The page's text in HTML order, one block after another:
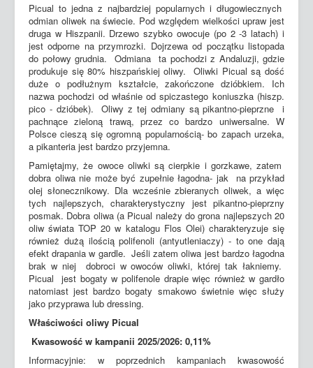
Picual to jedna z najbardziej popularnych i długowiecznych
odmian oliwek na świecie. Pod względem wielkości upraw jest
druga w Hiszpanii. Drzewo szybko owocuje (po 2 -3 latach) i
jest odporne na przymrozki. Dojrzewa od początku listopada
do połowy grudnia. Odmiana ta pochodzi z Andaluzji, gdzie
produkuje się 80% hiszpańskiej oliwy. Oliwki Picual są dość
duże o podłużnym kształcie, zakończone dzióbkiem. Ich
nazwa pochodzi od właśnie od spiczastego koniuszka (hiszp.
pico - dzióbek). Oliwy z tej odmiany są pikantno-pieprzne i
pachnące zieloną trawą, przez co bardzo uniwersalne. W
Polsce cieszą się ogromną popularnością- bo zapach urzeka,
a pikanteria jest bardzo przyjemna.
Pamiętajmy, że owoce oliwki są cierpkie i gorzkawe, zatem
dobra oliwa nie może być zupełnie łagodna- jak na przykład
olej słonecznikowy. Dla wcześnie zbieranych oliwek, a więc
tych najlepszych, charakterystyczny jest pikantno-pieprzny
posmak. Dobra oliwa (a Picual należy do grona najlepszych 20
oliw świata TOP 20 w katalogu Flos Olei) charakteryzuje się
również dużą ilością polifenoli (antyutleniaczy) - to one dają
efekt drapania w gardle. Jeśli zatem oliwa jest bardzo łagodna
brak w niej dobroci w owoców oliwki, której tak łakniemy.
Picual jest bogaty w polifenole drapie więc również w gardło
natomiast jest bardzo bogaty smakowo świetnie więc służy
jako przyprawa lub dressing.
Właściwości oliwy Picual
Kwasowość w kampanii 2025/2026: 0,11%
Informacyjnie: w poprzednich kampaniach kwasowość